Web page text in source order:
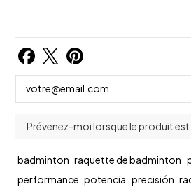
badminton raquette de badminton
performance potencia precisión